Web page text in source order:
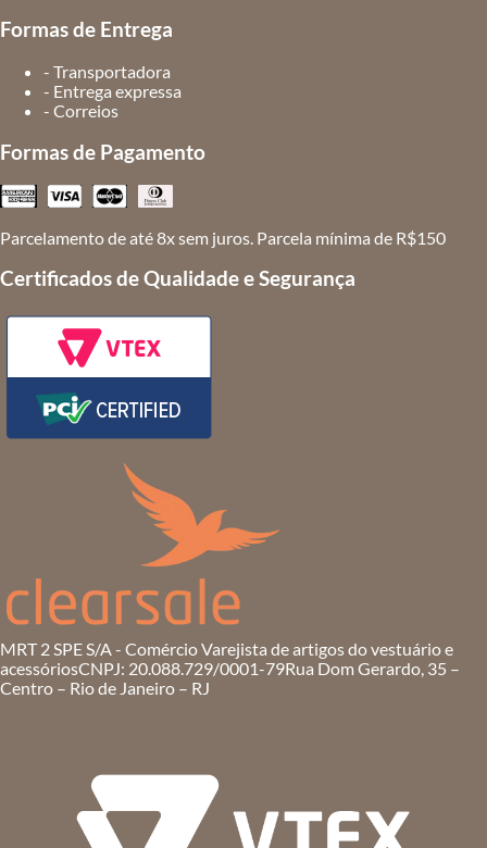
Formas de Entrega
- Transportadora
- Entrega expressa
- Correios
Formas de Pagamento
Parcelamento de até 8x sem juros. Parcela mínima de R$150
Certificados de Qualidade e Segurança
MRT 2 SPE S/A - Comércio Varejista de artigos do vestuário e
acessóriosCNPJ: 20.088.729/0001-79Rua Dom Gerardo, 35 –
Centro – Rio de Janeiro – RJ